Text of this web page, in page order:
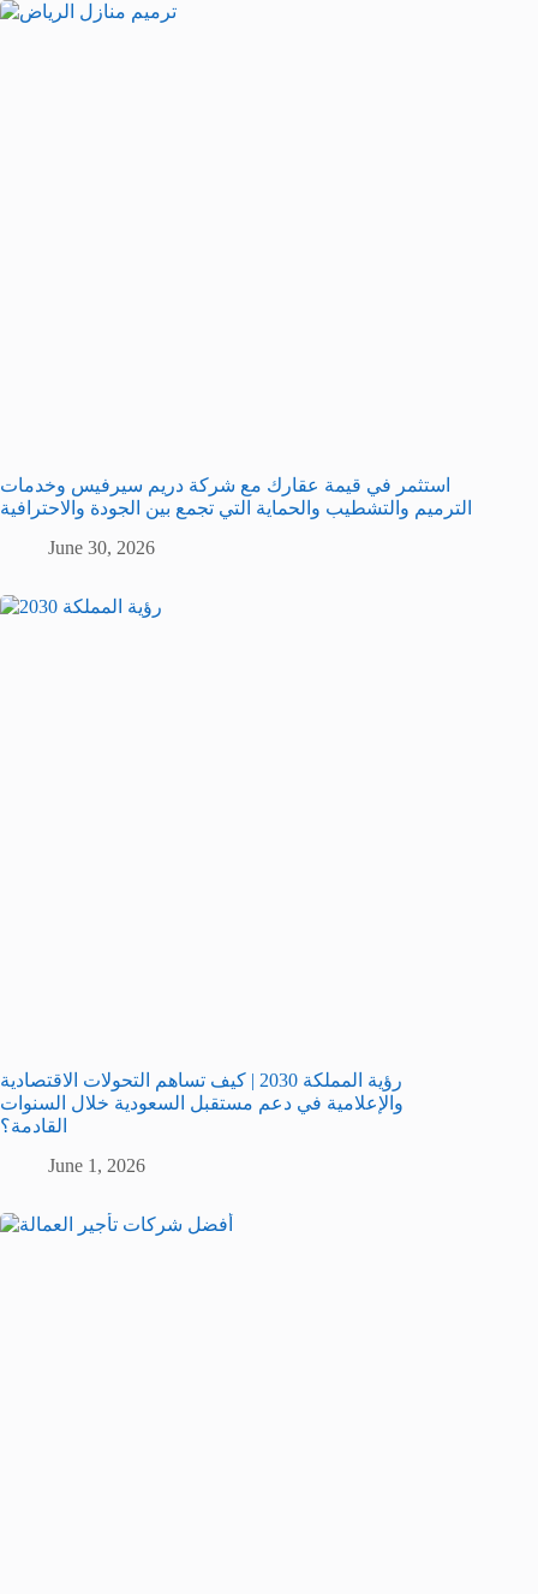
استثمر في قيمة عقارك مع شركة دريم سيرفيس وخدمات
الترميم والتشطيب والحماية التي تجمع بين الجودة والاحترافية
June 30, 2026
رؤية المملكة 2030 | كيف تساهم التحولات الاقتصادية
والإعلامية في دعم مستقبل السعودية خلال السنوات
القادمة؟
June 1, 2026